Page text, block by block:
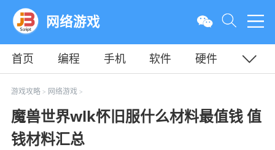
网络游戏
首页 编程 手机 软件
硬件
教程
平面
游戏攻略> 网络游戏>
魔兽世界wlk怀旧服什么材料最值钱 值
钱材料汇总